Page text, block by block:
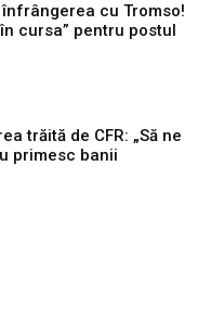
înfrângerea cu Tromso!
cursa” pentru postul
trăită de CFR: „Să ne
primesc banii